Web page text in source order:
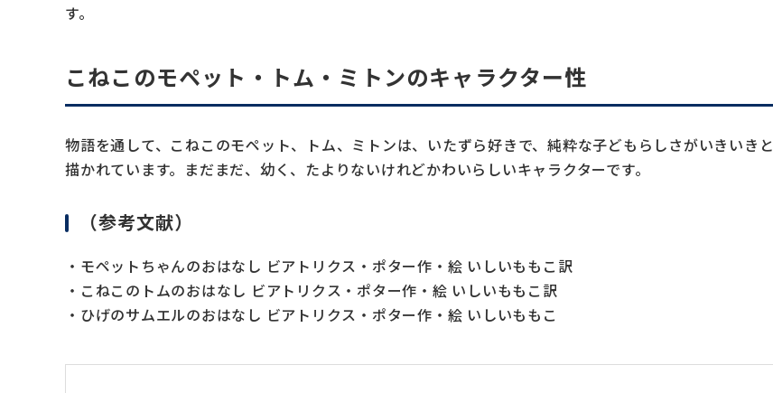
す。
こねこのモペット・トム・ミトンのキャラクター性
物語を通して、こねこのモペット、トム、ミトンは、いたずら好きで、純粋な子どもらしさがいきいきと
描かれています。まだまだ、幼く、たよりないけれどかわいらしいキャラクターです。
（参考文献）
・モペットちゃんのおはなし ビアトリクス・ポター作・絵 いしいももこ訳
・こねこのトムのおはなし ビアトリクス・ポター作・絵 いしいももこ訳
・ひげのサムエルのおはなし ビアトリクス・ポター作・絵 いしいももこ